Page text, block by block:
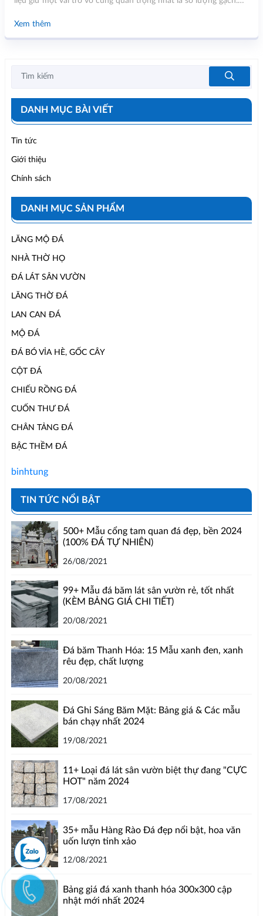
hơn cả. Hiểu được điều đó, trong bài viết này chúng tôi sẽ
hướng dẫn bạn cách tính số lượng gạch xây nhà đúng chuẩn.
Xem thêm
DANH MỤC BÀI VIẾT
Tin tức
Giới thiệu
Chính sách
DANH MỤC SẢN PHẨM
LĂNG MỘ ĐÁ
NHÀ THỜ HỌ
ĐÁ LÁT SÂN VƯỜN
LĂNG THỜ ĐÁ
LAN CAN ĐÁ
MỘ ĐÁ
ĐÁ BÓ VỈA HÈ, GỐC CÂY
CỘT ĐÁ
CHIẾU RỒNG ĐÁ
CUỐN THƯ ĐÁ
CHÂN TẢNG ĐÁ
BẬC THỀM ĐÁ
binhtung
TIN TỨC NỔI BẬT
500+ Mẫu cổng tam quan đá đẹp, bền 2024
(100% ĐÁ TỰ NHIÊN)
26/08/2021
99+ Mẫu đá băm lát sân vườn rẻ, tốt nhất
(KÈM BẢNG GIÁ CHI TIẾT)
20/08/2021
Đá băm Thanh Hóa: 15 Mẫu xanh đen, xanh
rêu đẹp, chất lượng
20/08/2021
Đá Ghi Sáng Băm Mặt: Bảng giá & Các mẫu
bán chạy nhất 2024
19/08/2021
11+ Loại đá lát sân vườn biệt thự đang "CỰC
HOT" năm 2024
17/08/2021
35+ mẫu Hàng Rào Đá đẹp nổi bật, hoa văn
uốn lượn tinh xảo
12/08/2021
Bảng giá đá xanh thanh hóa 300x300 cập
nhật mới nhất 2024